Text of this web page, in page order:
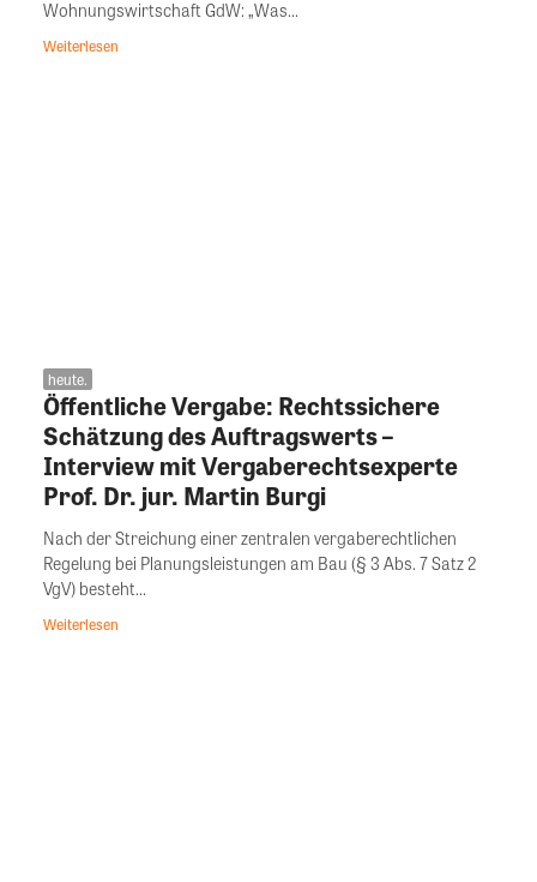
Wohnungswirtschaft GdW: „Was...
Weiterlesen
heute.
Öffentliche Vergabe: Rechtssichere
Schätzung des Auftragswerts –
Interview mit Vergaberechtsexperte
Prof. Dr. jur. Martin Burgi
Nach der Streichung einer zentralen vergaberechtlichen
Regelung bei Planungsleistungen am Bau (§ 3 Abs. 7 Satz 2
VgV) besteht...
Weiterlesen